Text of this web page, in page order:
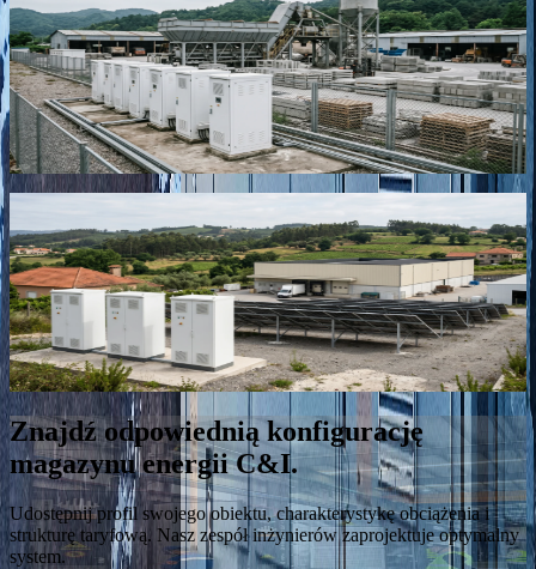
“Siedem szaf z chłodzeniem cieczą o mocy 100 kW / 215 kWh
zapewniających redukcję mocy szczytowej i ładowanie w dolinie
obciążenia dla producenta wyrobów cementowych.”
Cementownia Lanxi
Lanxi, Zhejiang, Chiny · 0.7 MW / 1.505 MWh
“System on/off-grid HC1075S połączony z instalacją PV 600 kW
sprzężoną po stronie AC dla zakładu produkcyjnego działającego 24
godziny na dobę, zatrudniającego 300 pracowników.”
Portugalia Águeda C&I ESS
Águeda, Portugalia · 500 kW / 1.075 MWh
Znajdź odpowiednią konfigurację
magazynu energii C&I.
Udostępnij profil swojego obiektu, charakterystykę obciążenia i
strukturę taryfową. Nasz zespół inżynierów zaprojektuje optymalny
system.